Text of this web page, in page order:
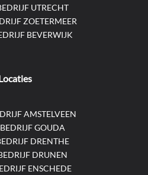
UTRECHT
ZOETERMEER
BEVERWIJK
AMSTELVEEN
GOUDA
DRENTHE
DRUNEN
ENSCHEDE